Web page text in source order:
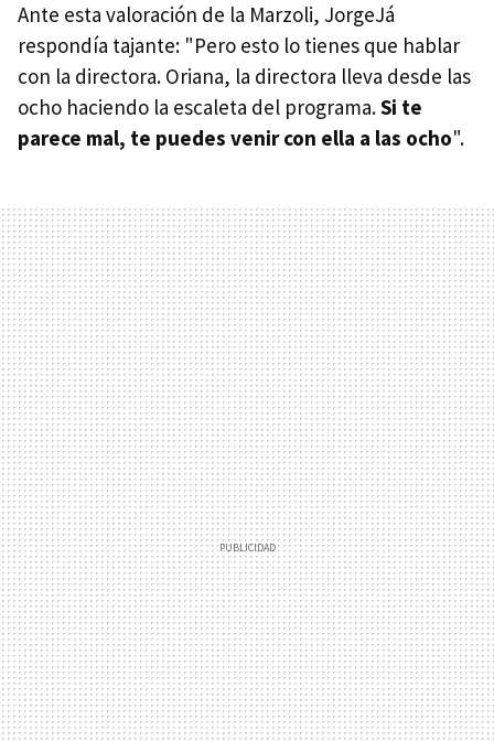
Ante esta valoración de la Marzoli, JorgeJá
respondía tajante: "Pero esto lo tienes que hablar
con la directora. Oriana, la directora lleva desde las
ocho haciendo la escaleta del programa.Si te
parece mal, te puedes venir con ella a las ocho".